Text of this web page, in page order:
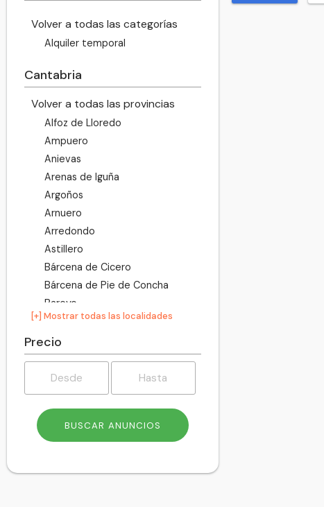
Volver a todas las categorías
Alquiler temporal
Cantabria
Volver a todas las provincias
Alfoz de Lloredo
Ampuero
Anievas
Arenas de Iguña
Argoños
Arnuero
Arredondo
Astillero
Bárcena de Cicero
Bárcena de Pie de Concha
Bareyo
Cabezón de la Sal
Cabezón de Liébana
Cabuérniga
Camaleño
Camargo
Campoo de Enmedio
Campoo de Yuso
[+] Mostrar todas las localidades
Precio